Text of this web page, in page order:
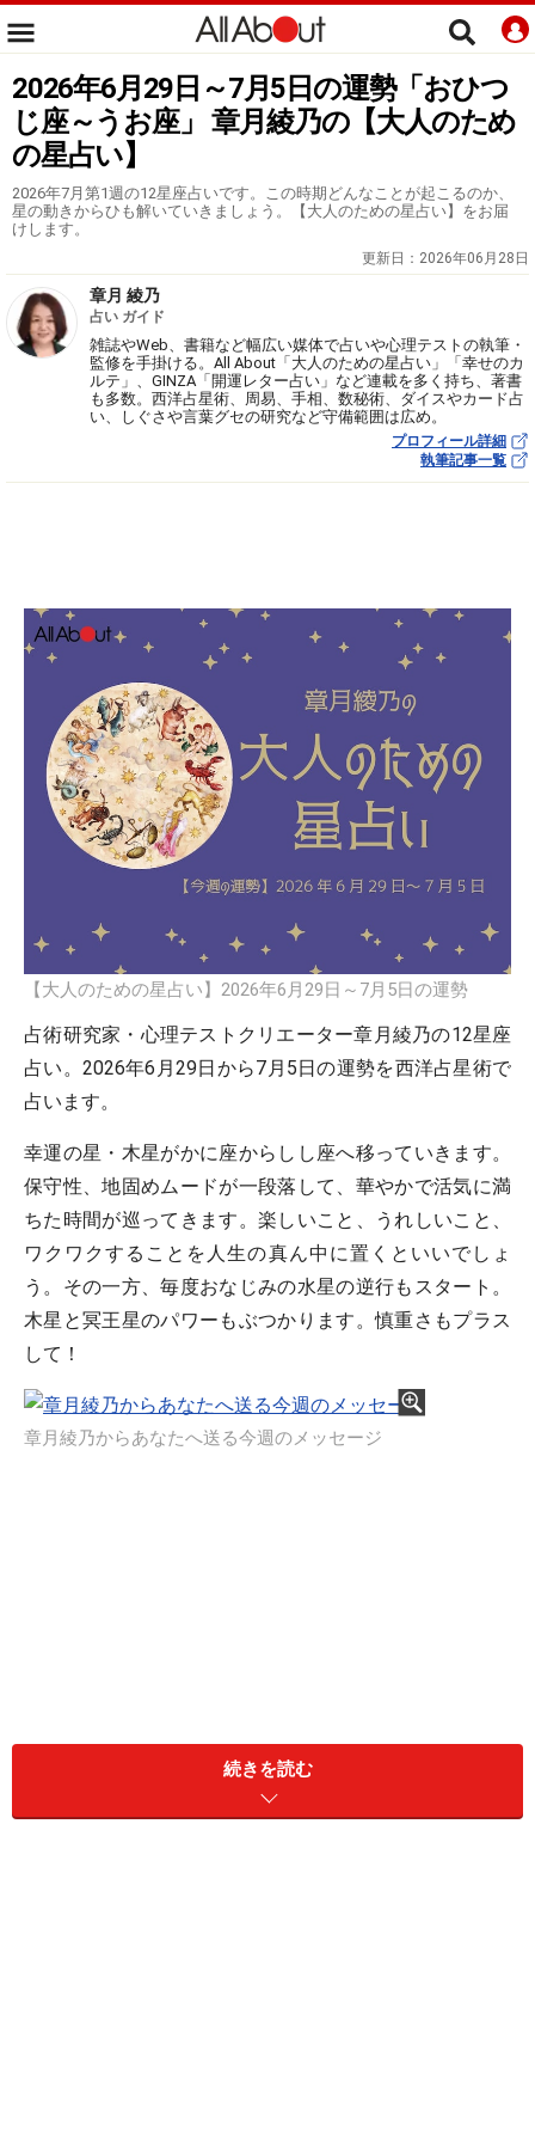
2026年6月29日～7月5日の運勢「おひつ
じ座～うお座」 章月綾乃の【大人のため
の星占い】
2026年7月第1週の12星座占いです。この時期どんなことが起こるのか、
星の動きからひも解いていきましょう。【大人のための星占い】をお届
けします。
更新日： 2026年06月28日
章月 綾乃
占い ガイド
雑誌やWeb、書籍など幅広い媒体で占いや心理テストの執筆・
監修を手掛ける。All About「大人のための星占い」「幸せのカ
ルテ」、GINZA「開運レター占い」など連載を多く持ち、著書
も多数。西洋占星術、周易、手相、数秘術、ダイスやカード占
い、しぐさや言葉グセの研究など守備範囲は広め。
プロフィール詳細
執筆記事一覧
【大人のための星占い】2026年6月29日～7月5日の運勢
占術研究家・心理テストクリエーター章月綾乃の12星座
占い。2026年6月29日から7月5日の運勢を西洋占星術で
占います。
幸運の星・木星がかに座からしし座へ移っていきます。
保守性、地固めムードが一段落して、華やかで活気に満
ちた時間が巡ってきます。楽しいこと、うれしいこと、
ワクワクすることを人生の真ん中に置くといいでしょ
う。その一方、毎度おなじみの水星の逆行もスタート。
木星と冥王星のパワーもぶつかります。慎重さもプラス
して！
章月綾乃からあなたへ送る今週のメッセージ
目次
続きを読む